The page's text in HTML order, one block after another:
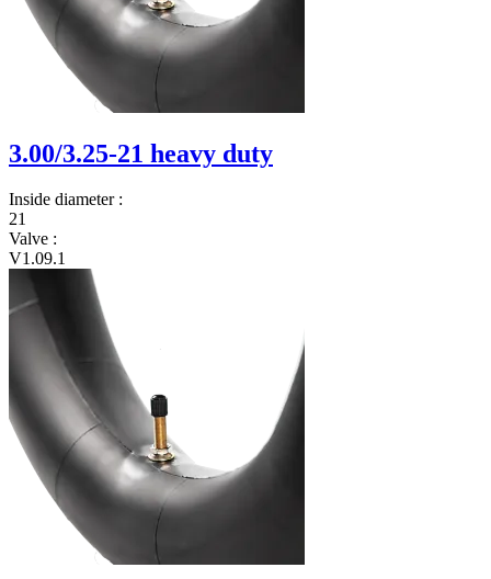
3.00/3.25-21 heavy duty
Inside diameter :
21
Valve :
V1.09.1